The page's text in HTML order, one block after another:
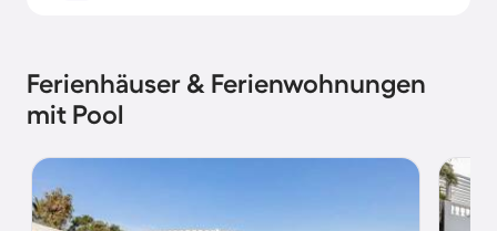
Ferienhäuser & Ferienwohnungen
mit Pool